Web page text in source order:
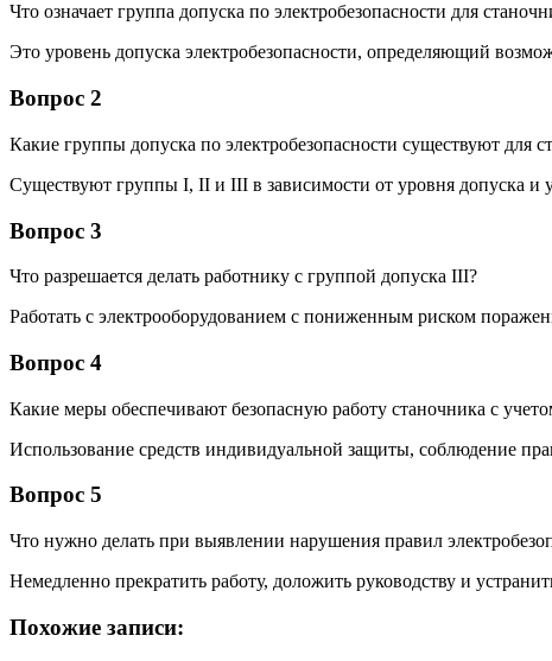
Что означает группа допуска по электробезопасности для
Это уровень допуска электробезопасности, определяющий
Вопрос 2
Какие группы допуска по электробезопасности существуют для
Существуют группы I, II и III в зависимости от уровня допуска и
Вопрос 3
Что разрешается делать работнику с группой допуска III?
Работать с электрооборудованием с пониженным риском
Вопрос 4
Какие меры обеспечивают безопасную работу станочника с
Использование средств индивидуальной защиты, соблюдение
Вопрос 5
Что нужно делать при выявлении нарушения правил
Немедленно прекратить работу, доложить руководству и
Похожие записи: